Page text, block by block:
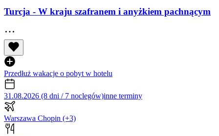
Turcja - W kraju szafranem i anyżkiem pachnącym
Przedłuż wakacje o pobyt w hotelu
31.08.2026 (8 dni / 7 noclegów)inne terminy
Warszawa Chopin (+3)